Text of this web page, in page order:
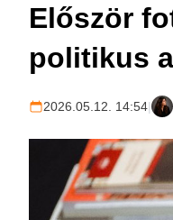
Először
politikus
2026.05.12. 14:54|